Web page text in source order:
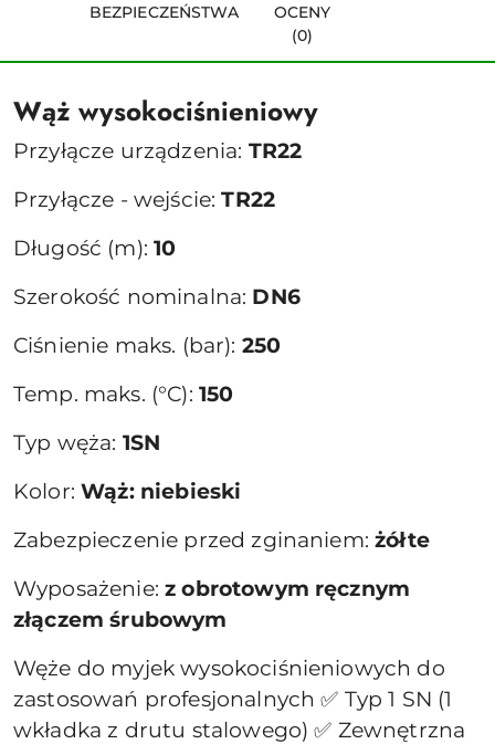
BEZPIECZEŃSTWA
OCENY
(0)
Wąż wysokociśnieniowy
Przyłącze urządzenia: TR22
Przyłącze - wejście:TR22
Długość (m):10
Szerokość nominalna: DN6
Ciśnienie maks. (bar): 250
Temp. maks. (°C): 150
Typ węża: 1SN
Kolor:Wąż: niebieski
Zabezpieczenie przed zginaniem:żółte
Wyposażenie:z obrotowym ręcznym
złączem śrubowym
Węże do myjek wysokociśnieniowych do
zastosowań profesjonalnych ✅ Typ 1 SN (1
wkładka z drutu stalowego) ✅ Zewnętrzna